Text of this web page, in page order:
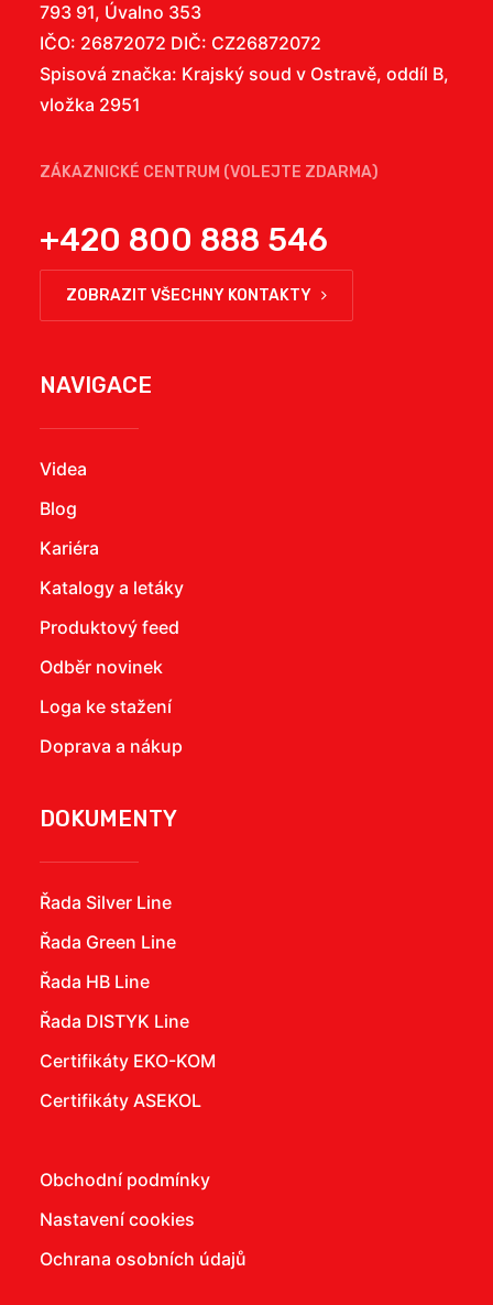
793 91, Úvalno 353
IČO: 26872072 DIČ: CZ26872072
Spisová značka: Krajský soud v Ostravě, oddíl B,
vložka 2951
ZÁKAZNICKÉ CENTRUM (VOLEJTE ZDARMA)
+420 800 888 546
ZOBRAZIT VŠECHNY KONTAKTY
NAVIGACE
Videa
Blog
Kariéra
Katalogy a letáky
Produktový feed
Odběr novinek
Loga ke stažení
Doprava a nákup
DOKUMENTY
Řada Silver Line
Řada Green Line
Řada HB Line
Řada DISTYK Line
Certifikáty EKO-KOM
Certifikáty ASEKOL
Obchodní podmínky
Nastavení cookies
Ochrana osobních údajů